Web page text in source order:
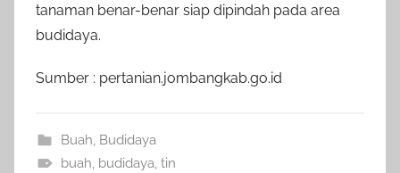
tanaman benar-benar siap dipindah pada area
budidaya.
Sumber : pertanian.jombangkab.go.id
Buah, Budidaya
buah, budidaya, tin